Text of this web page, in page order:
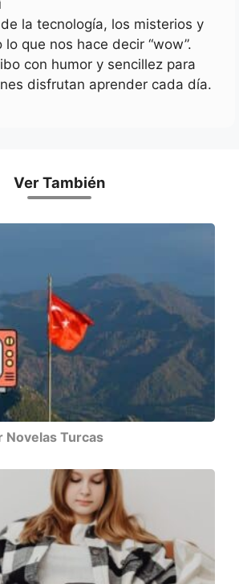
la tecnología, los misterios y
lo que nos hace decir “wow”.
con humor y sencillez para
disfrutan aprender cada día.
Ver También
Novelas Turcas